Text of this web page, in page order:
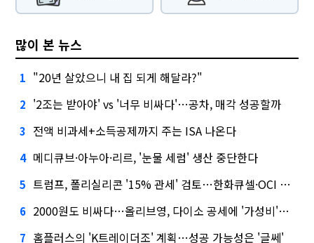
많이 본 뉴스
1 "20년 살았으니 내 집 되게 해달라?"
2 '2조는 받아야' vs '너무 비싸다'…공차, 매각 성공할까
3 전액 비과세+소득공제까지 주는 ISA 나온다
4 메디큐브·아누아·리르, '눈물 세럼' 생산 중단한다
5 트럼프, 폴리실리콘 '15% 관세' 검토…한화큐셀·OCI 영향은?
6 2000원도 비싸다…올리브영, 다이소 공세에 '가성비'로 맞불
7 홈플러스의 'K트레이더조' 계획…성공 가능성은 '글쎄'